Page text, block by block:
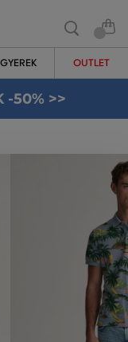
GYEREK OUTLET
-50% >>